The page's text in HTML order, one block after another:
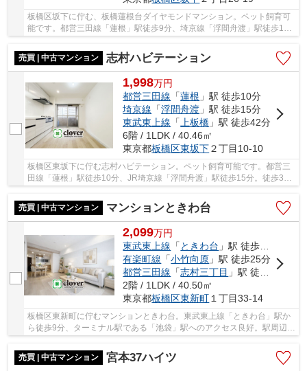
板橋区坂下に佇む、板橋蓮根台ダイヤモンドマンション。ペット飼育可
能です。都営三田線「蓮根」駅徒歩9分、埼京線「浮間舟渡」駅徒歩13
売買 | 中古マンション
志村ハビテーション
1,998万円
都営三田線 「蓮根 」駅 徒歩10分
埼京線 「浮間舟渡 」駅 徒歩15分
東武東上線 「 上板橋 」駅 徒歩42分
6階 / 1LDK / 40.46㎡
東京都板橋区東坂下２丁目10-10
板橋区東坂下に佇む志村ハビテーション。ペット飼育可能です。都営三
田線「蓮根」駅徒歩10分、JR埼京線「浮間舟渡」駅徒歩15分。徒歩3分
売買 | 中古マンション
マンションときわ台
2,099万円
東武東上線 「 ときわ台 」駅 徒歩9分
有楽町線 「小竹向原 」駅 徒歩25分
都営三田線 「志村三丁目 」駅 徒歩31分
2階 / 1LDK / 40.50㎡
東京都板橋区東新町 １丁目33-14
板橋区東新町に佇むマンションときわ台。東武東上線「ときわ台」駅か
ら徒歩9分、ターミナル駅である「池袋」駅へのアクセス良好。駅周辺環
境もコンビニやスーパーマーケット、ドラック...
売買 | 中古マンション
宮本37ハイツ